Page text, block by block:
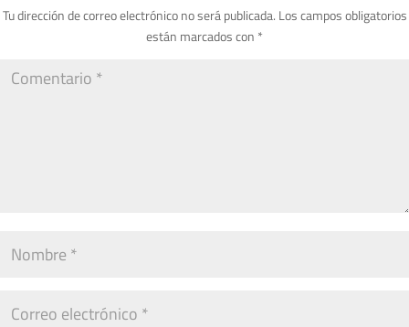
Tu dirección de correo electrónico no será publicada. Los campos obligatorios
están marcados con *